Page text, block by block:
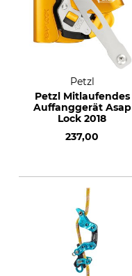
Petzl
Petzl Mitlaufendes
Auffanggerät Asap
Lock 2018
237,00